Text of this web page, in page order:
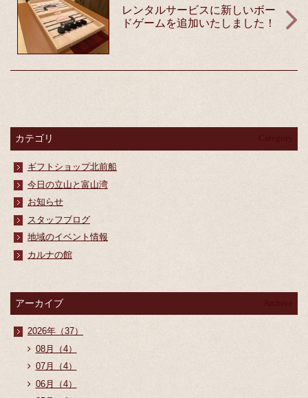
レンタルサービスに新しいボー
ドゲームを追加いたしました！
カテゴリ
ギフトショップ北前船
今日の立山と富山湾
お知らせ
スタッフブログ
地域のイベント情報
カルナの館
アーカイブ
2026年（37）
08月（4）
07月（4）
06月（4）